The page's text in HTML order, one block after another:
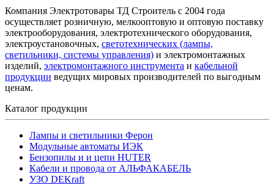
Компания Электротовары ТД Строитель с 2004 года
осуществляет розничную, мелкооптовую и оптовую поставку
электрооборудования, электротехнического оборудования,
электроустановочных, светотехнических (лампы,
светильники, системы управления) и электромонтажных
изделий, электромонтажного инструмента и кабельной
продукции ведущих мировых производителей по выгодным
ценам.
Каталог продукции
Лампы и светильники Ферон
Модульные автоматы ИЭК
Бензопилы и и цепи HUTER
Кабели и провода от АЛЬФАКАБЕЛЬ
УЗО DEKraft